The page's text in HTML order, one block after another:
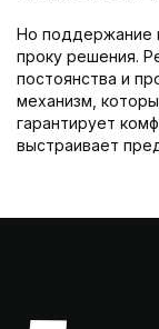
Но поддержание
проку решения.
постоянства и
механизм,
гарантирует
выстраивает